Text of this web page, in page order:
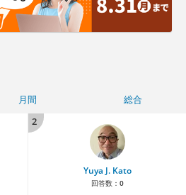
月間
総合
2
Yuya J. Kato
回答数： 0